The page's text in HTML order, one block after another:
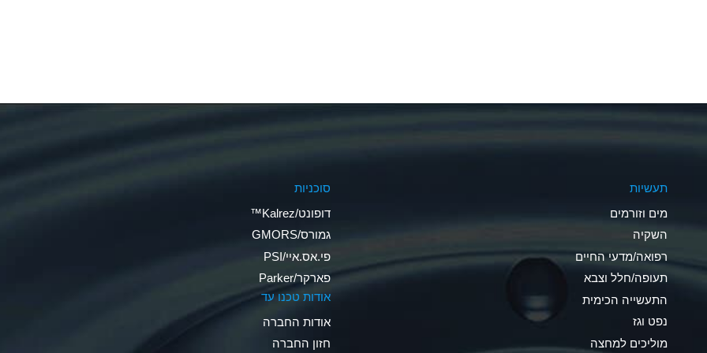
A
B
A
תעשיות
מים וזורמים
השקיה
רפואה/מדעי החיים
תעופה/חלל וצבא
התעשייה הכימית
נפט וגז
מוליכים למחצה
סוכניות
דופונט/Kalrez™
גמורס/GMORS
פי.אס.איי/PSI
פארקר/Parker
אודות טכנו עד
אודות החברה
חזון החברה